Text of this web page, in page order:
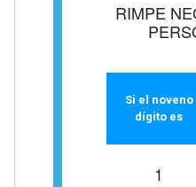
RIMPE
Si el noveno
dígito es
1